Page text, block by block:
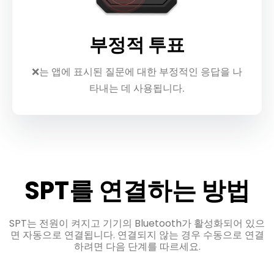
부정적 투표
❌는 앱에 표시된 질문에 대한 부정적인 응답을 나
타내는 데 사용됩니다.
SPT를 연결하는 방법
SPT는 전원이 켜지고 기기의 Bluetooth가 활성화되어 있으
면 자동으로 연결됩니다. 연결되지 않는 경우 수동으로 연결
하려면 다음 단계를 따르세요.